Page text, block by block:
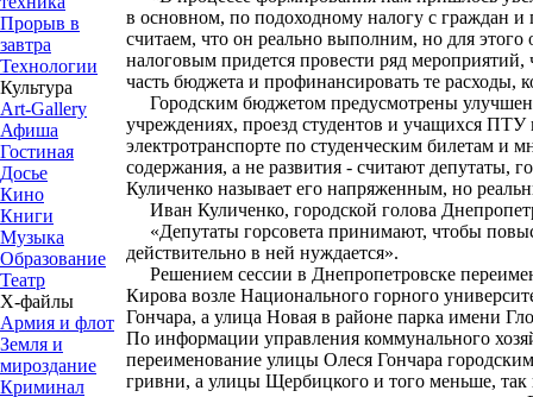
Прорыв в
завтра
Технологии
Культура
Art-Gallery
Афиша
Гостиная
Досье
Кино
Книги
Музыка
Образование
Театр
Х-файлы
Армия и флот
Земля и
мироздание
Криминал
в основном, по подоходному налогу с граждан
считаем, что он реально выполним, но для
налоговым придется провести ряд
часть бюджета и профинансировать те расходы,
Городским бюджетом предусмотрены
учреждениях, проезд студентов и учащихся
электротранспорте по студенческим билетам и
содержания, а не развития - считают депутаты,
Куличенко называет его напряженным, но
Иван Куличенко, городской голова
«Депутаты горсовета принимают, чтобы
действительно в ней нуждается».
Решением сессии в Днепропетровске
Кирова возле Национального горного
Гончара, а улица Новая в районе парка имени
По информации управления коммунального
переименование улицы Олеся Гончара
гривни, а улицы Щербицкого и того меньше, так